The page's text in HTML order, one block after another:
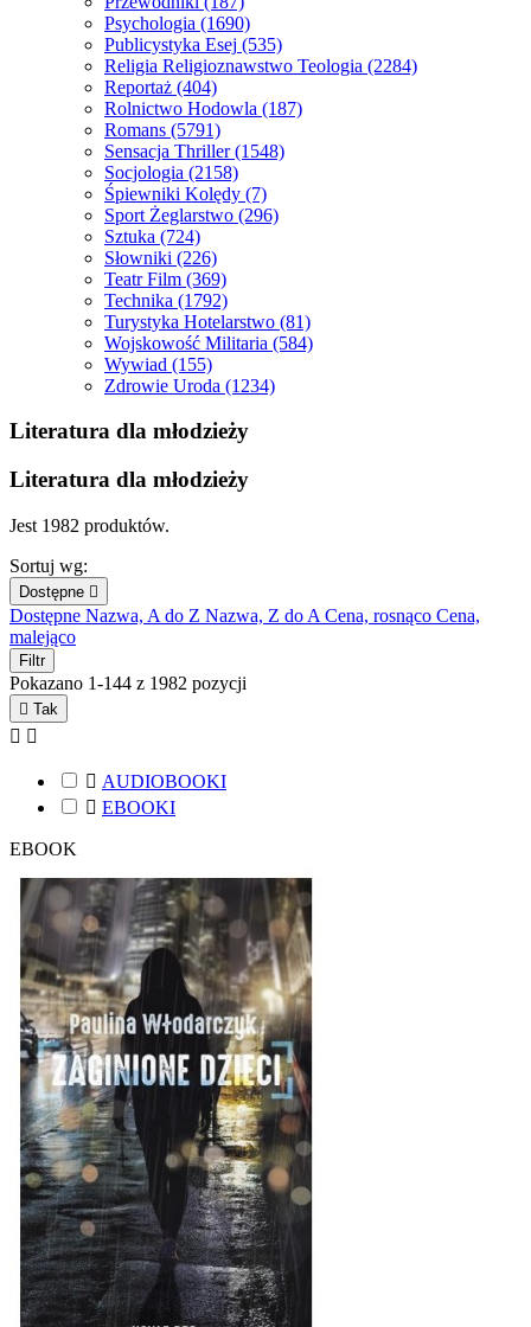
Psychologia (1690)
Publicystyka Esej (535)
Religia Religioznawstwo Teologia (2284)
Reportaż (404)
Rolnictwo Hodowla (187)
Romans (5791)
Sensacja Thriller(1548)
Socjologia (2158)
Śpiewniki Kolędy (7)
Sport Żeglarstwo (296)
Sztuka (724)
Słowniki (226)
Teatr Film (369)
Technika (1792)
Turystyka Hotelarstwo (81)
Wojskowość Militaria (584)
Wywiad (155)
Zdrowie Uroda (1234)
Literatura dla młodzieży
Literatura dla młodzieży
Jest 1982 produktów.
Sortuj wg:
Dostępne 
Dostępne Nazwa, A do Z Nazwa, Z do A Cena, rosnąco Cena,
malejąco
Filtr
Pokazano 1-144 z 1982 pozycji
 Tak
 
 AUDIOBOOKI
 EBOOKI
EBOOK